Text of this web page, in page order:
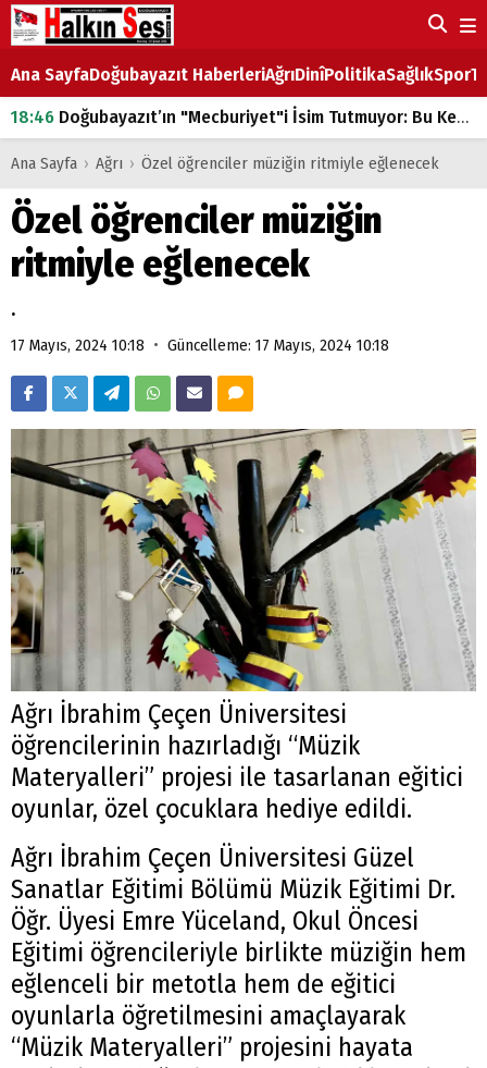
Ana SayfaDoğubayazıt HaberleriAğrıDinîPolitikaSağlıkSpor
18:46 Doğubayazıt’ın "Mecburiyet"i İsim Tutmuyor: Bu Kez de Mem u Zîn Oldu!
07:53Doğubayazıt’ta Ekmek Fiyatlarına Zam
07:16
Doğubayazıt'ta çocukların sırtındaki ağır yük
07:00
DEVLET ve HÜKÜMET
18:29ÇARŞI CADDESİ YAZ BOZ TAHTASI
Ana Sayfa › Ağrı › Özel öğrenciler müziğin ritmiyle eğlenecek
Özel öğrenciler müziğin
ritmiyle eğlenecek
.
17 Mayıs, 2024 10:18 • Güncelleme: 17 Mayıs, 2024 10:18
Ağrı İbrahim Çeçen Üniversitesi
öğrencilerinin hazırladığı “Müzik
Materyalleri” projesi ile tasarlanan eğitici
oyunlar, özel çocuklara hediye edildi.
Ağrı İbrahim Çeçen Üniversitesi Güzel
Sanatlar Eğitimi Bölümü Müzik Eğitimi Dr.
Öğr. Üyesi Emre Yüceland, Okul Öncesi
Eğitimi öğrencileriyle birlikte müziğin hem
eğlenceli bir metotla hem de eğitici
oyunlarla öğretilmesini amaçlayarak
“Müzik Materyalleri” projesini hayata